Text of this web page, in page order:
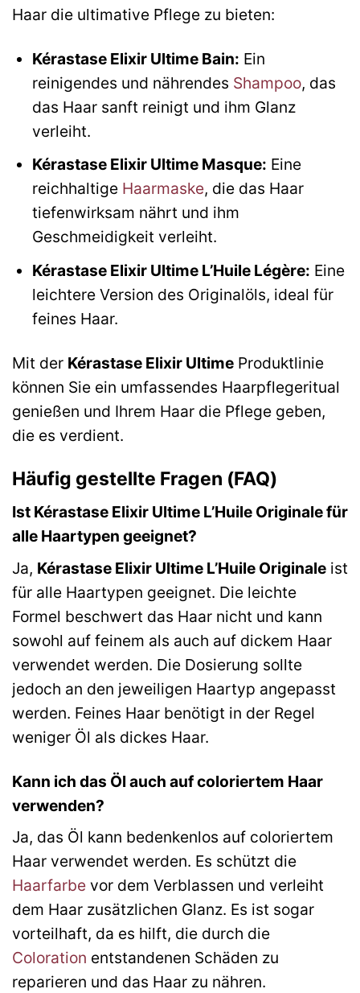
Haar die ultimative Pflege zu bieten:
Kérastase Elixir Ultime Bain: Ein
reinigendes und nährendes Shampoo, das
das Haar sanft reinigt und ihm Glanz
verleiht.
Kérastase Elixir Ultime Masque: Eine
reichhaltige Haarmaske, die das Haar
tiefenwirksam nährt und ihm
Geschmeidigkeit verleiht.
Kérastase Elixir Ultime L’Huile Légère: Eine
leichtere Version des Originalöls, ideal für
feines Haar.
Mit der Kérastase Elixir Ultime Produktlinie
können Sie ein umfassendes Haarpflegeritual
genießen und Ihrem Haar die Pflege geben,
die es verdient.
Häufig gestellte Fragen (FAQ)
Ist Kérastase Elixir Ultime L’Huile Originale für
alle Haartypen geeignet?
Ja, Kérastase Elixir Ultime L’Huile Originale ist
für alle Haartypen geeignet. Die leichte
Formel beschwert das Haar nicht und kann
sowohl auf feinem als auch auf dickem Haar
verwendet werden. Die Dosierung sollte
jedoch an den jeweiligen Haartyp angepasst
werden. Feines Haar benötigt in der Regel
weniger Öl als dickes Haar.
Kann ich das Öl auch auf coloriertem Haar
verwenden?
Ja, das Öl kann bedenkenlos auf coloriertem
Haar verwendet werden. Es schützt die
Haarfarbe vor dem Verblassen und verleiht
dem Haar zusätzlichen Glanz. Es ist sogar
vorteilhaft, da es hilft, die durch die
Coloration entstandenen Schäden zu
reparieren und das Haar zu nähren.